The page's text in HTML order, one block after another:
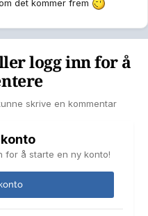
det kommer frem
logg inn for å
skrive en kommentar
for å starte en ny konto!